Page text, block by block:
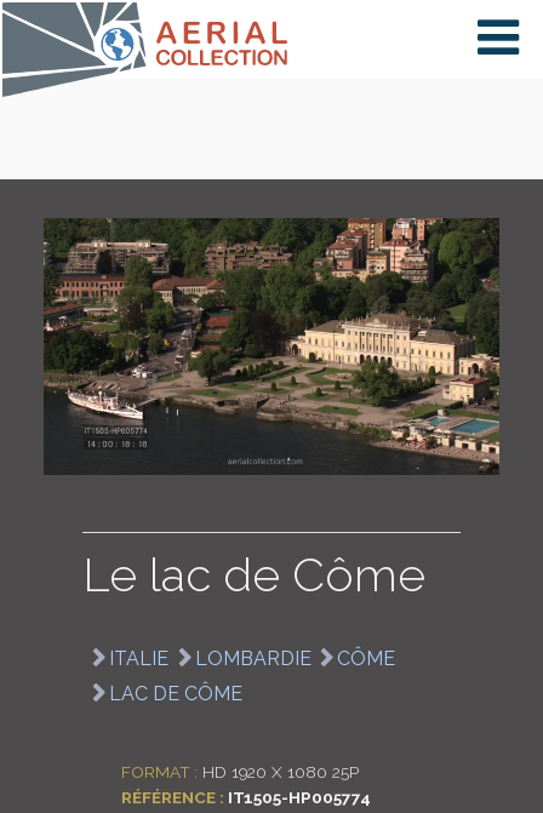
×
PAYS
CARTE
COLLECTIONS
LOGIN
Le lac de Côme
ITALIE LOMBARDIE
CÔME
LAC DE CÔME
FORMAT : HD 1920 X 1080 25P
RÉFÉRENCE : IT1505-HP005774